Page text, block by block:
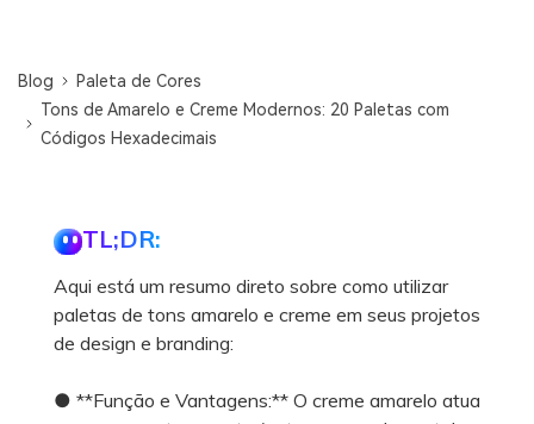
Blog
Paleta de Cores
Tons de Amarelo e Creme Modernos: 20 Paletas com
Códigos Hexadecimais
TL;DR:
Aqui está um resumo direto sobre como utilizar
paletas de tons amarelo e creme em seus projetos
de design e branding:
● **Função e Vantagens:** O creme amarelo atua